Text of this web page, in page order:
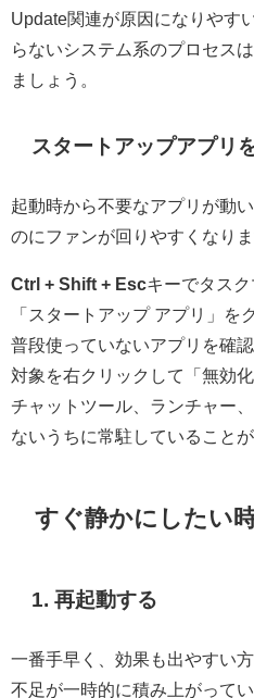
Update関連が原因になりやす
らないシステム系のプロセス
ましょう。
スタートアップアプリ
起動時から不要なアプリが動
のにファンが回りやすくなりま
Ctrl + Shift + Escキーでタス
「スタートアップ アプリ」を
普段使っていないアプリを確
対象を右クリックして「無効
チャットツール、ランチャー
ないうちに常駐していることが
すぐ静かにしたい
1. 再起動する
一番手早く、効果も出やすい
不足が一時的に積み上がって